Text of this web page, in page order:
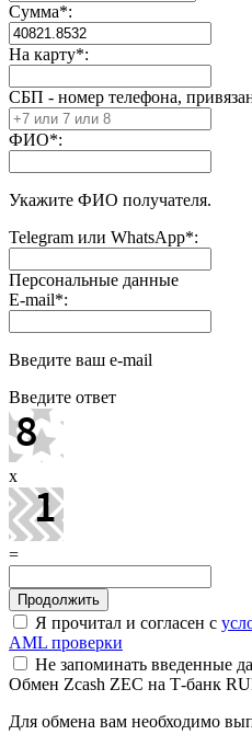
Сумма*:
На карту*:
СБП - номер телефона,
ФИО*:
Укажите ФИО получателя.
Telegram или WhatsApp*:
Персональные данные
E-mail*:
Введите ваш e-mail
Введите ответ
x
=
Я прочитал и согласен с
AML проверки
Не запоминать введенные
Обмен Zcash ZEC на Т-банк
Для обмена вам необходимо